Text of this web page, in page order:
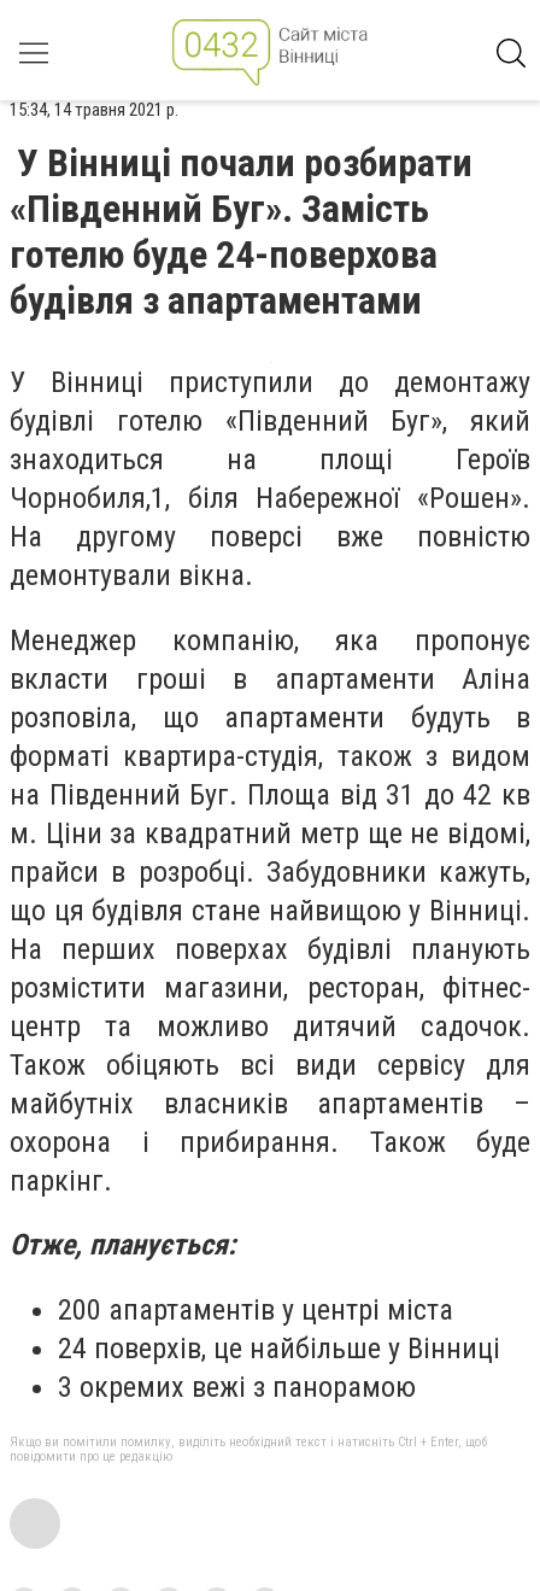
15:34, 14 травня 2021 р.
У Вінниці почали розбирати
«Південний Буг». Замість
готелю буде 24-поверхова
будівля з апартаментами
У Вінниці приступили до демонтажу
будівлі готелю «Південний Буг», який
знаходиться на площі Героїв
Чорнобиля,1, біля Набережної «Рошен».
На другому поверсі вже повністю
демонтували вікна.
Менеджер компанію, яка пропонує
вкласти гроші в апартаменти Аліна
розповіла, що апартаменти будуть в
форматі квартира-студія, також з видом
на Південний Буг. Площа від 31 до 42 кв
м. Ціни за квадратний метр ще не відомі,
прайси в розробці. Забудовники кажуть,
що ця будівля стане найвищою у Вінниці.
На перших поверхах будівлі планують
розмістити магазини, ресторан, фітнес-
центр та можливо дитячий садочок.
Також обіцяють всі види сервісу для
майбутніх власників апартаментів –
охорона і прибирання. Також буде
паркінг.
Отже, планується:
200 апартаментів у центрі міста
24 поверхів, це найбільше у Вінниці
3 окремих вежі з панорамою
Якщо ви помітили помилку, виділіть необхідний текст і натисніть Ctrl + Enter, щоб
повідомити про це редакцію